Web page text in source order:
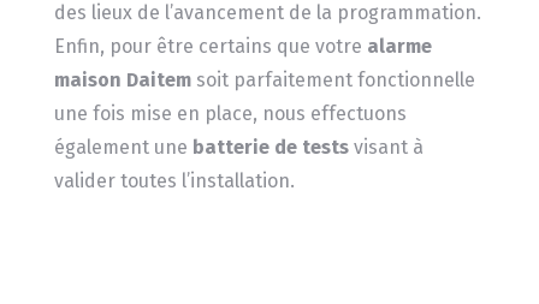
des lieux de l’avancement de la programmation.
Enfin, pour être certains que votre alarme
maison Daitemsoit parfaitement fonctionnelle
une fois mise en place, nous effectuons
également une batterie de testsvisant à
valider toutes l’installation.